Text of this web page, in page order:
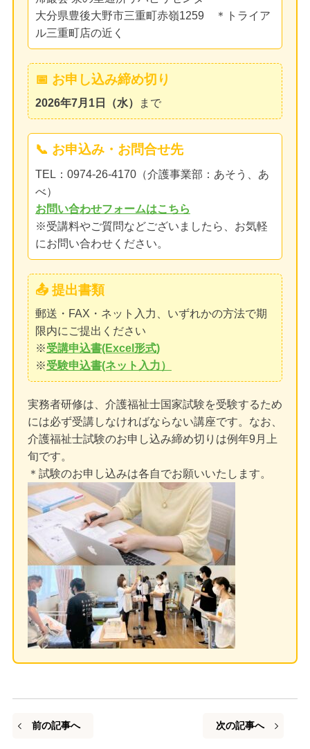
大分県豊後大野市三重町赤嶺1259 ＊トライア
ル三重町店の近く
📅 お申し込み締め切り
2026年7月1日（水） まで
📞 お申込み・お問合せ先
TEL：0974-26-4170（介護事業部：あそう、あ
べ）
お問い合わせフォームはこちら
※受講料やご質問などございましたら、お気軽
にお問い合わせください。
📤 提出書類
郵送・FAX・ネット入力、いずれかの方法で期
限内にご提出ください
※受講申込書(Excel形式)
※受験申込書(ネット入力）
実務者研修は、介護福祉士国家試験を受験するため
には必ず受講しなければならない講座です。なお、
介護福祉士試験のお申し込み締め切りは例年9月上
旬です。
＊試験のお申し込みは各自でお願いいたします。
前の記事へ 次の記事へ